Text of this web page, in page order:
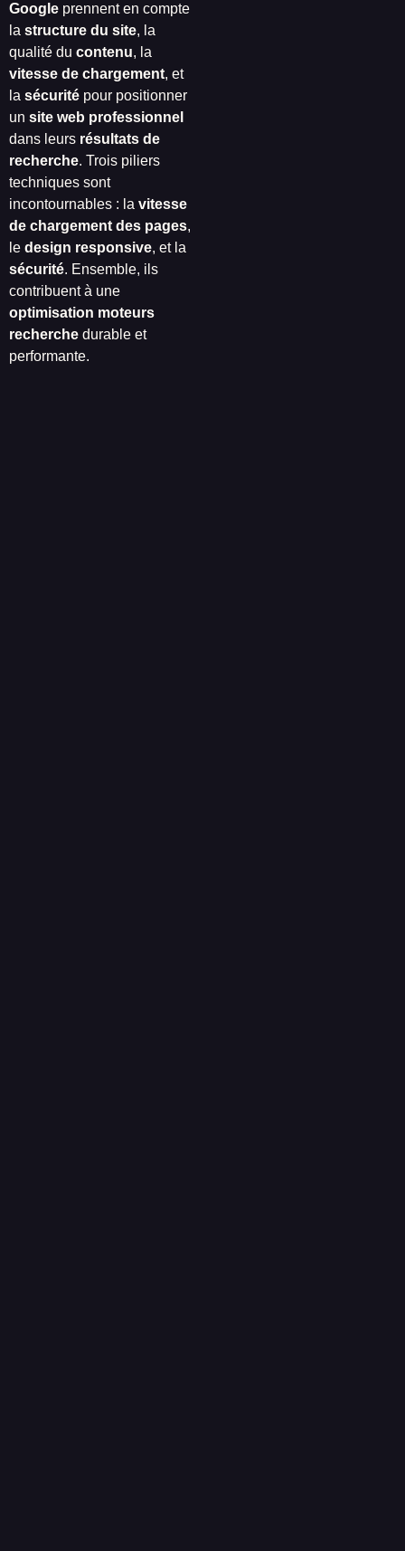
Google prennent en compte
la structure du site, la
qualité du contenu, la
vitesse de chargement, et
la sécurité pour positionner
un site web professionnel
dans leurs résultats de
recherche. Trois piliers
techniques sont
incontournables : la vitesse
de chargement des pages,
le design responsive, et la
sécurité. Ensemble, ils
contribuent à une
optimisation moteurs
recherche durable et
performante.